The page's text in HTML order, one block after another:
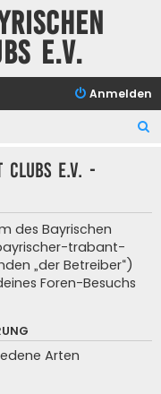
e.V.
Anmelden
Clubs e.V. -
des Bayrischen
trabant-
„der Betreiber“)
Foren-Besuchs
Arten